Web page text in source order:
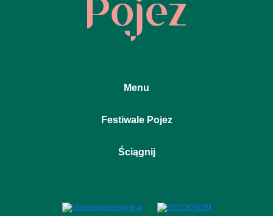
Menu
Miejsca
Wydarzenia
Kontakty
Festiwale Pojez
Ostrava Dolní Vítkovice
Ściągnij